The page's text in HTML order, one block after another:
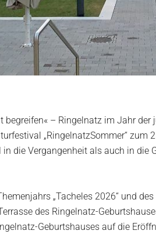
begreifen« – Ringelnatz im Jahr
„RingelnatzSommer“
die Vergangenheit als auch in die
„Tacheles 2026“ und
des Ringelnatz-
Geburtshauses auf die